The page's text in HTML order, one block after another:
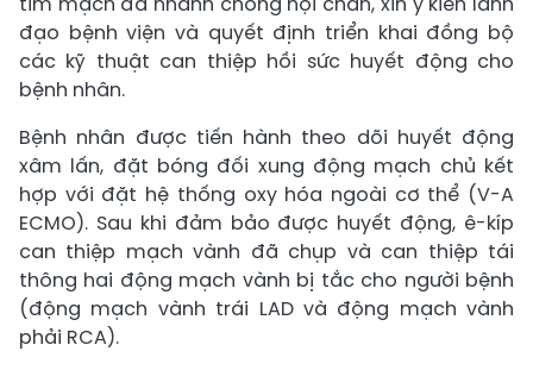
đạo bệnh viện và quyết định triển khai đồng bộ
các kỹ thuật can thiệp hồi sức huyết động cho
bệnh nhân.
Bệnh nhân được tiến hành theo dõi huyết động
xâm lấn, đặt bóng đối xung động mạch chủ kết
hợp với đặt hệ thống oxy hóa ngoài cơ thể (V-A
ECMO). Sau khi đảm bảo được huyết động, ê-kíp
can thiệp mạch vành đã chụp và can thiệp tái
thông hai động mạch vành bị tắc cho người bệnh
(động mạch vành trái LAD và động mạch vành
phải RCA).